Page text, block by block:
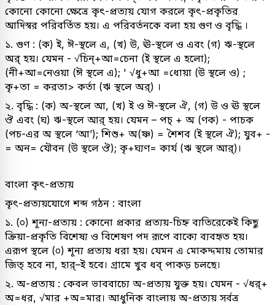
কোনো কোনো ক্ষেত্রে কৃৎ-প্রত্যয় যোগ করলে কৃৎ-প্রকৃতির
আদিস্বর পরিবর্তিত হয়। এ পরিবর্তনকে বলা হয় গুণ ও বৃদ্ধি ।
১. গুণ : (ক) ই, ঈ-স্থলে এ, (খ) উ, ঊ-স্থলে ও এবং (গ) ঋ-স্থলে
অর্ হয়। যেমন - √চিন্+আ=চেনা (ই স্থলে এ হলো);
(নী+আ=নেওয়া (ঈ স্থলে এ); ' √ধু+আ =ধোয়া (উ স্থলে ও) ;
কৃ+তা = করতা> কর্তা (ঋ স্থলে অর্) ।
২. বৃদ্ধি : (ক) অ-স্থলে আ, (খ) ই ও ঈ-স্থলে ঐ, (গ) উ ও ঊ স্থলে
ঔ এবং (ঘ) ঋ-স্থলে আর্ হয়। যেমন – পচ্ + অ (ণক) - পাচক
(পচ-এর অ স্থলে ‘আ’); শিশু+ অ(ষ্ণ) = শৈশব (ই স্থলে ঐ); যুব+ -
= অন= যৌবন (উ স্থলে ঔ); কৃ+ঘ্যণ= কার্য (ঋ স্থলে আর্)।
বাংলা কৃৎ-প্রত্যয়
কৃৎ-প্রত্যয়যোগে শব্দ গঠন : বাংলা
১. (০) শূন্য-প্রত্যয় : কোনো প্রকার প্রত্যয়-চিহ্ন ব্যতিরেকেই কিছু
ক্রিয়া-প্রকৃতি বিশেষ্য ও বিশেষণ পদ রূপে বাক্যে ব্যবহৃত হয়।
এরূপ স্থলে (০) শূন্য প্রত্যয় ধরা হয়। যেমন এ মোকদ্দমায় তোমার
জিত্ হবে না, হার্–ই হবে। গ্রামে খুব ধব্ পাকড় চলছে।
২. অ-প্রত্যয় : কেবল ভাববাচ্যে অ-প্রত্যয় যুক্ত হয়। যেমন - √ধর্+
অ=ধর, √মার +অ=মার। আধুনিক বাংলায় অ-প্রত্যয় সর্বত্র